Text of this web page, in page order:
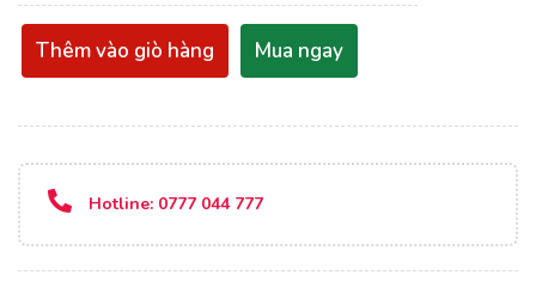
Thêm vào giò hàng Mua ngay
Hotline: 0777 044 777